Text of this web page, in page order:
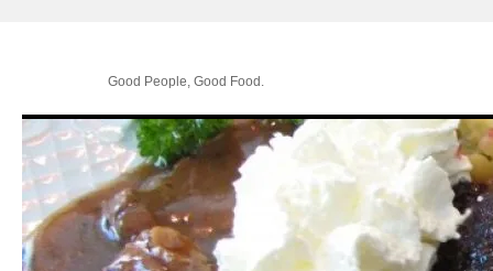
.Good People, Good Food